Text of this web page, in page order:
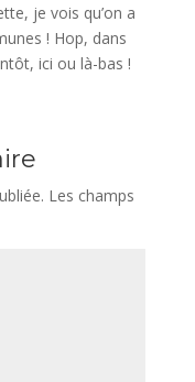
je vois qu’on a
! Hop, dans
ici ou là-bas !
Les champs